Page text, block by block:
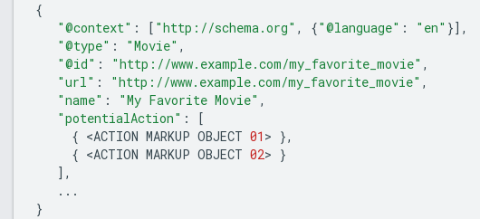
{
"@context" : [ "http://schema.org" , {"@language" : "en" }],
"@type" : "Movie" ,
"@id" : "http://www.example.com/my_favorite_movie" ,
"url" : "http://www.example.com/my_favorite_movie" ,
"name" : "My Favorite Movie" ,
"potentialAction" :
[
{ <ACTION MARKUP OBJECT 01 > },
{ <ACTION MARKUP OBJECT 02> }
],
...
}